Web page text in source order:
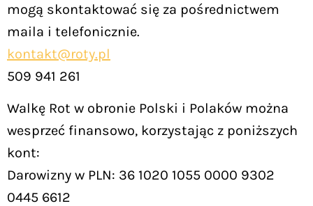
mogą skontaktować się za pośrednictwem
maila i telefonicznie.
kontakt@roty.pl
509 941 261
Walkę Rot w obronie Polski i Polaków można
wesprzeć finansowo, korzystając z poniższych
kont:
Darowizny w PLN: 36 1020 1055 0000 9302
0445 6612